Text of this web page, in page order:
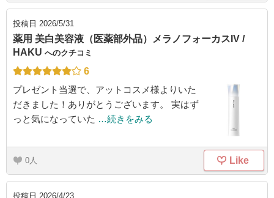
投稿日 2026/5/31
薬用 美白美容液（医薬部外品）メラノフォーカスIV /
HAKU へのクチコミ
6
プレゼント当選で、アットコスメ様よりいた
だきました！ありがとうございます。 実はず
っと気になっていた …続きをみる
0 Like
投稿日 2026/4/23